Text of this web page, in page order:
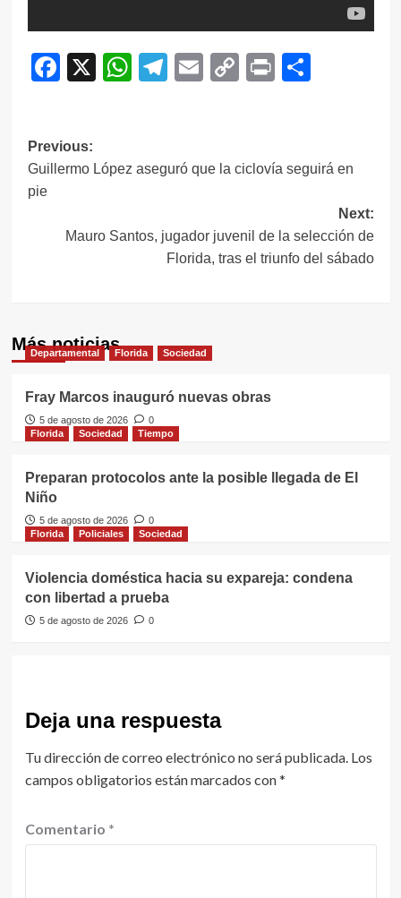
Facebook
X WhatsApp
Telegram
EmailCopy
Print
Navegación
de
entradas
Previous:
Guillermo López aseguró que la ciclovía seguirá en
pie
Next:
Mauro Santos, jugador juvenil de la selección de
Florida, tras el triunfo del sábado
Más noticias
Departamental Florida Sociedad
Fray Marcos inauguró nuevas obras
5 de agosto de 2026
0
Florida
Sociedad Tiempo
Preparan protocolos ante la posible llegada de El
Niño
5 de agosto de 2026
0
Florida
Policiales Sociedad
Violencia doméstica hacia su expareja: condena
con libertad a prueba
5 de agosto de 2026 0
Deja una respuesta
Tu dirección de correo electrónico no será publicada. Los
campos obligatorios están marcados con*
Comentario *